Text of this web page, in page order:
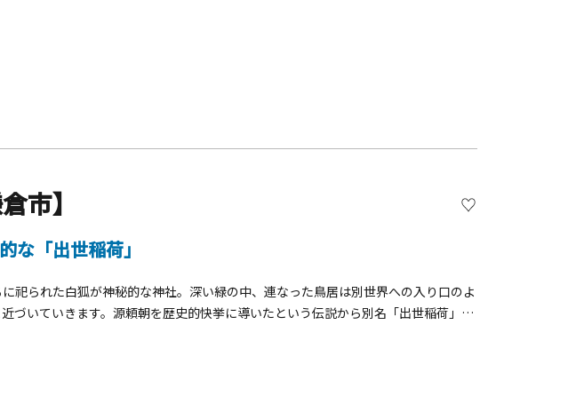
市】
な「出世稲荷」
祀られた白狐が神秘的な神社。深い緑の中、連なった鳥居は別世界への入り口のよ
づいていきます。源頼朝を歴史的快挙に導いたという伝説から別名「出世稲荷」と